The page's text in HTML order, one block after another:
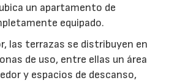
un apartamento de
equipado.
las terrazas se distribuyen en
de uso, entre ellas un área
y espacios de descanso,